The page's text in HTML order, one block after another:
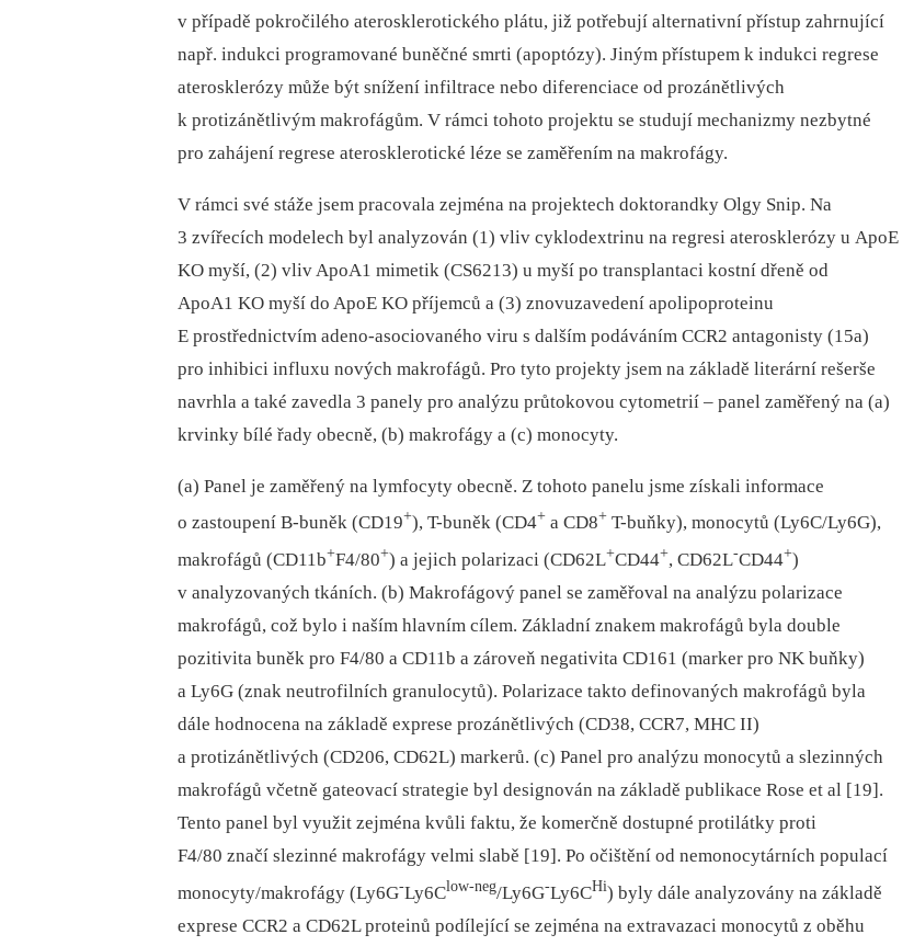
v případě pokročilého aterosklerotického plátu, již potřebují alternativní přístup zahrnující
např. indukci programované buněčné smrti (apoptózy). Jiným přístupem k indukci regrese
aterosklerózy může být snížení infiltrace nebo diferenciace od prozánětlivých
k protizánětlivým makrofágům. V rámci tohoto projektu se studují mechanizmy nezbytné
pro zahájení regrese aterosklerotické léze se zaměřením na makrofágy.
V rámci své stáže jsem pracovala zejména na projektech doktorandky Olgy Snip. Na
3 zvířecích modelech byl analyzován (1) vliv cyklodextrinu na regresi aterosklerózy u ApoE
KO myší, (2) vliv ApoA1 mimetik (CS6213) u myší po transplantaci kostní dřeně od
ApoA1 KO myší do ApoE KO příjemců a (3) znovuzavedení apolipoproteinu
E prostřednictvím adeno-asociovaného viru s dalším podáváním CCR2 anta­gonisty (15a)
pro inhibici influxu nových makrofágů. Pro tyto projekty jsem na základě literární rešerše
navrhla a také zavedla 3 panely pro analýzu průtokovou cytometrií –⁠ panel zaměřený na (a)
krvinky bílé řady obecně, (b) makrofágy a (c) monocyty.
(a) Panel je zaměřený na lymfocyty obecně. Z tohoto panelu jsme získali informace
o zastoupení B-buněk (CD19+), T-buněk (CD4+ a CD8+ T-buňky), monocytů (Ly6C/Ly6G),
makrofágů (CD11b+F4/80+) a jejich polarizaci (CD62L+CD44+, CD62L-CD44+)
v analyzovaných tkáních. (b) Makrofágový panel se zaměřoval na analýzu polarizace
makrofágů, což bylo i naším hlavním cílem. Základní znakem makrofágů byla double
pozitivita buněk pro F4/80 a CD11b a zároveň negativita CD161 (marker pro NK buňky)
a Ly6G (znak neutrofilních granulocytů). Polarizace takto definovaných makrofágů byla
dále hodnocena na základě exprese prozánětlivých (CD38, CCR7, MHC II)
a protizánětlivých (CD206, CD62L) markerů. (c) Panel pro analýzu monocytů a slezinných
makrofágů včetně gateovací strategie byl designován na základě publikace Rose et al [19].
Tento panel byl využit zejména kvůli faktu, že komerčně dostupné protilátky proti
F4/80 značí slezinné makrofágy velmi slabě [19]. Po očištění od nemonocytárních populací
mono­cyty/makrofágy (Ly6G-Ly6Clow-neg/Ly6G-Ly6CHi) byly dále analyzovány na základě
exprese CCR2 a CD62L proteinů podílející se zejména na extravazaci monocytů z oběhu